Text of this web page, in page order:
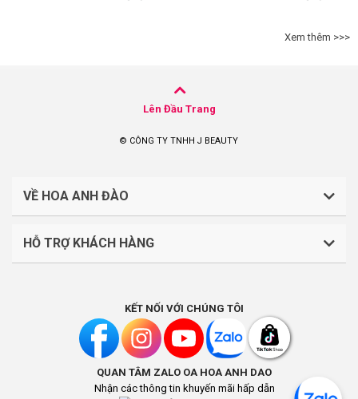
Xem thêm >>>
Lên Đầu Trang
© CÔNG TY TNHH J BEAUTY
VỀ HOA ANH ĐÀO
CÔNG TY TNHH J BEAUTY
Liên hệ: (028).7303.9118
Địa điểm kinh doanh: Lầu 1, số 242-244 Hai Bà Trưng,
Phường Tân Định, Thành phố Hồ Chí Minh, Việt Nam
HỖ TRỢ KHÁCH HÀNG
Chính sách vận chuyển, giao nhận
Chính sách đổi trả và hoàn tiền
Chính sách bảo mật
KẾT NỐI VỚI CHÚNG TÔI
QUAN TÂM ZALO OA HOA ANH DAO
Nhận các thông tin khuyến mãi hấp dẫn